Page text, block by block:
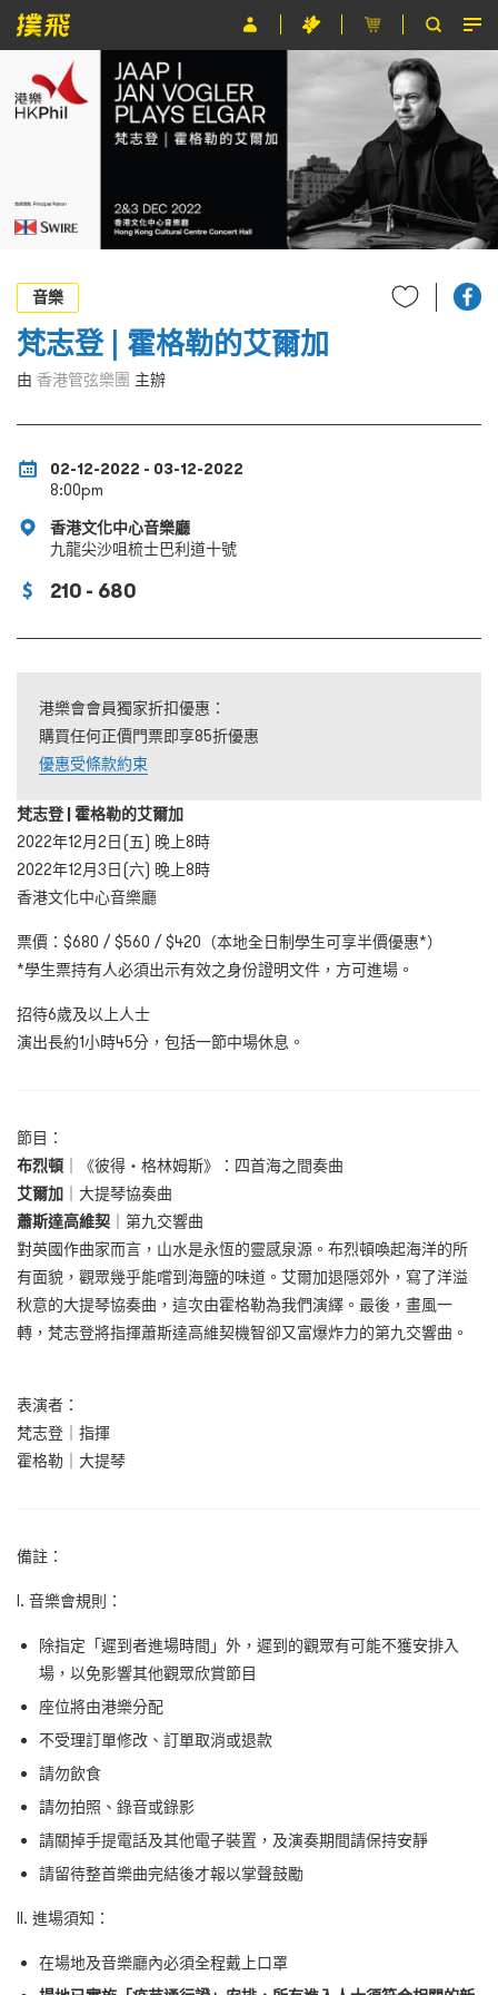
節目
條款及細則
EN
音樂
梵志登 | 霍格勒的艾爾加
由 香港管弦樂團 主辦
02-12-2022 - 03-12-2022
8:00pm
香港文化中心音樂廳
九龍尖沙咀梳士巴利道十號
210 - 680
港樂會會員獨家折扣優惠：
購買任何正價門票即享85折優惠
優惠受條款約束
梵志登 | 霍格勒的艾爾加
2022年12月2日(五) 晚上8時
2022年12月3日(六) 晚上8時
香港文化中心音樂廳
票價：$680 / $560 / $420（本地全日制學生可享半價優惠*）
*學生票持有人必須出示有效之身份證明文件，方可進場。
招待6歲及以上人士
演出長約1小時45分，包括一節中場休息。
節目：
布烈頓 ｜《彼得・格林姆斯》：四首海之間奏曲
艾爾加 ｜大提琴協奏曲
蕭斯達高維契 ｜第九交響曲
對英國作曲家而言，山水是永恆的靈感泉源。布烈頓喚起海洋的所
有面貌，觀眾幾乎能嚐到海鹽的味道。艾爾加退隱郊外，寫了洋溢
秋意的大提琴協奏曲，這次由霍格勒為我們演繹。最後，畫風一
轉，梵志登將指揮蕭斯達高維契機智卻又富爆炸力的第九交響曲。
表演者：
梵志登｜指揮
霍格勒｜大提琴
備註：
I. 音樂會規則：
除指定「遲到者進場時間」外，遲到的觀眾有可能不獲安排入
場，以免影響其他觀眾欣賞節目
座位將由港樂分配
不受理訂單修改、訂單取消或退款
請勿飲食
請勿拍照、錄音或錄影
請關掉手提電話及其他電子裝置，及演奏期間請保持安靜
請留待整首樂曲完結後才報以掌聲鼓勵
II. 進場須知：
在場地及音樂廳內必須全程戴上口罩